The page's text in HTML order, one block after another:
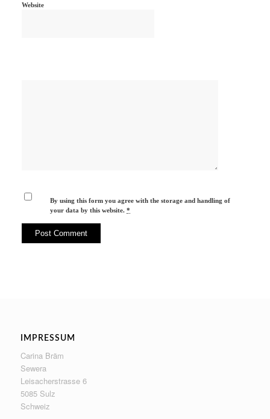
Website
By using this form you agree with the storage and handling of
your data by this website.*
IMPRESSUM
Carina Bräm
Sewera
Leisacherstrasse 6
5085 Sulz
Schweiz